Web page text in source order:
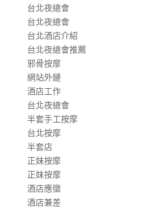
台北夜總會
台北夜總會
台北酒店介紹
台北夜總會推薦
邪骨按摩
網站外鏈
酒店工作
台北夜總會
半套手工按摩
台北按摩
半套店
正妹按摩
正妹按摩
酒店應徵
酒店兼差